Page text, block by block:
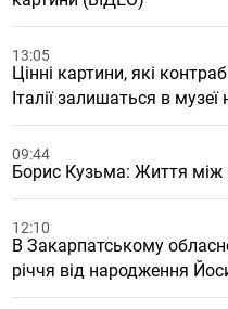
13:05
Цінні картини, які
Італії залишаться в
09:44
Борис Кузьма: Життя
12:10
В Закарпатському
річчя від народження